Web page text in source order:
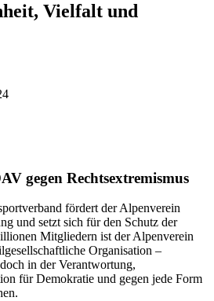
Vielfalt und
gegen Rechtsextremismus
fördert der Alpenverein
und setzt sich für den Schutz der
Mitgliedern ist der Alpenverein
Organisation –
in der Verantwortung,
für Demokratie und gegen jede Form